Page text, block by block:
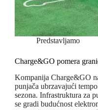
Predstavljamo
Charge&GO pomera
Kompanija Charge&GO
punjača ubrzavajući
sezona. Infrastruktura za
se gradi budućnost